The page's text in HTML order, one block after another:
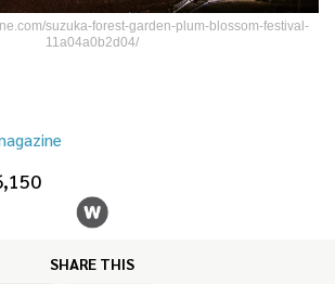
suzuka-forest-garden-plum-blossom-festival-
11a04a0b2d04/
SHARE THIS